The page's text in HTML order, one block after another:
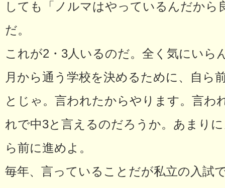
しても「ノルマはやっているんだから
だ。
これが2・3人いるのだ。全く気にいら
月から通う学校を決めるために、自ら
とじゃ。言われたからやります。言わ
れで中3と言えるのだろうか。あまり
ら前に進めよ。
毎年、言っていることだが私立の入試